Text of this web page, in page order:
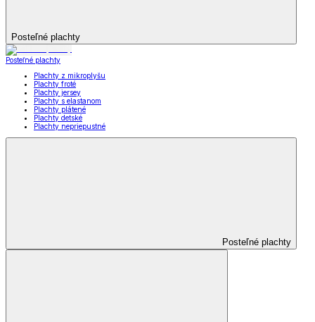
Posteľné plachty
Posteľné plachty
Plachty z mikroplyšu
Plachty froté
Plachty jersey
Plachty s elastanom
Plachty plátené
Plachty detské
Plachty nepriepustné
Posteľné plachty